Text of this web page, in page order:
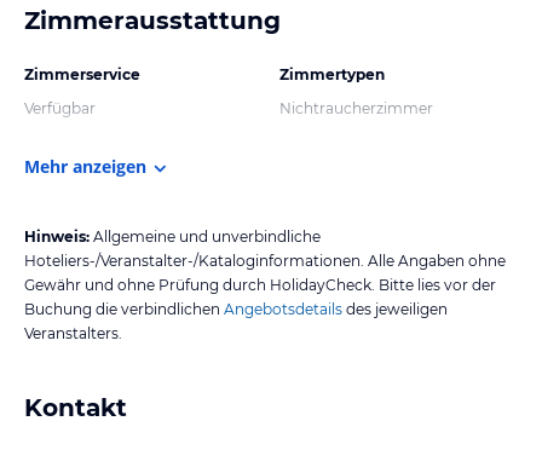
Zimmerausstattung
Zimmerservice
Verfügbar
Zimmertypen
Nichtraucherzimmer
Mehr anzeigen
Hinweis: Allgemeine und unverbindliche
Hoteliers-/Veranstalter-/Kataloginformationen. Alle Angaben ohne
Gewähr und ohne Prüfung durch HolidayCheck. Bitte lies vor der
Buchung die verbindlichen Angebotsdetails des jeweiligen
Veranstalters.
Kontakt